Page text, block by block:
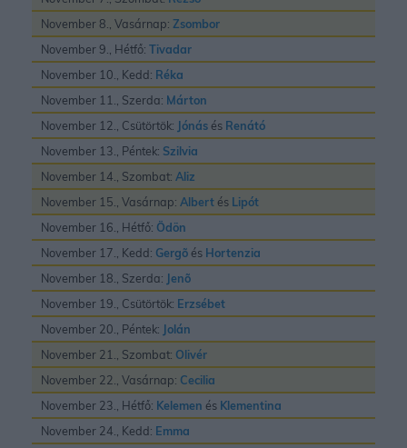
November 8., Vasárnap: Zsombor
November 9., Hétfő: Tivadar
November 10., Kedd: Réka
November 11., Szerda: Márton
November 12., Csütörtök: Jónás és Renátó
November 13., Péntek: Szilvia
November 14., Szombat: Aliz
November 15., Vasárnap: Albert és Lipót
November 16., Hétfő: Ödön
November 17., Kedd: Gergõ és Hortenzia
November 18., Szerda: Jenõ
November 19., Csütörtök: Erzsébet
November 20., Péntek: Jolán
November 21., Szombat: Olivér
November 22., Vasárnap: Cecilia
November 23., Hétfő: Kelemen és Klementina
November 24., Kedd: Emma